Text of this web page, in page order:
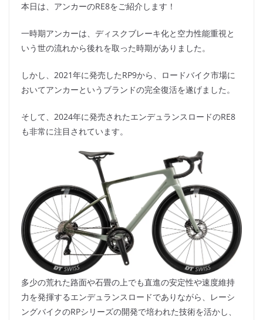
本日は、アンカーのRE8をご紹介します！
一時期アンカーは、ディスクブレーキ化と空力性能重視と
いう世の流れから後れを取った時期がありました。
しかし、2021年に発売したRP9から、ロードバイク市場に
おいてアンカーというブランドの完全復活を遂げました。
そして、2024年に発売されたエンデュランスロードのRE8
も非常に注目されています。
多少の荒れた路面や石畳の上でも直進の安定性や速度維持
力を発揮するエンデュランスロードでありながら、レーシ
ングバイクのRPシリーズの開発で培われた技術を活かし、